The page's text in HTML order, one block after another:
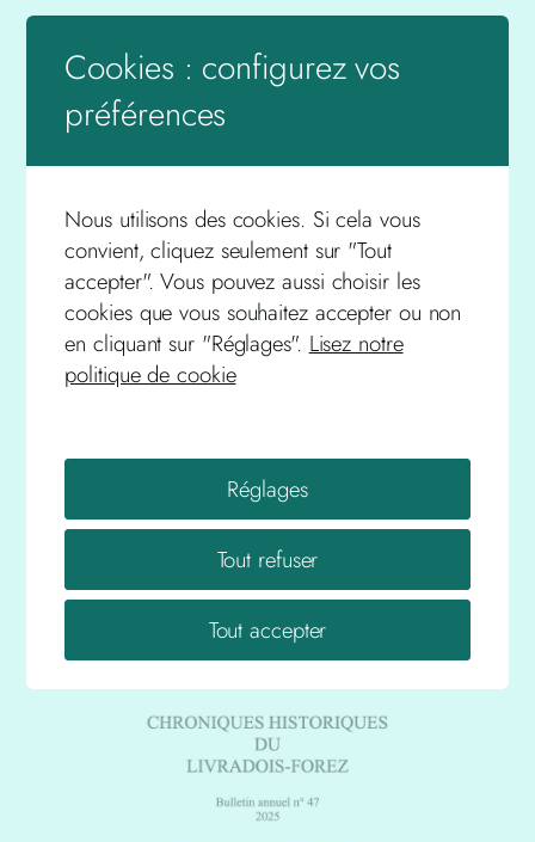
Chroniques Historiques du Livradois-
Forez n° 48-2026
20 juin 2026
Cookies : configurez vos
préférences
Nous utilisons des cookies. Si cela vous
convient, cliquez seulement sur "Tout
accepter". Vous pouvez aussi choisir les
cookies que vous souhaitez accepter ou non
en cliquant sur "Réglages". Lisez notre
politique de cookie
Réglages
Tout refuser
Tout accepter